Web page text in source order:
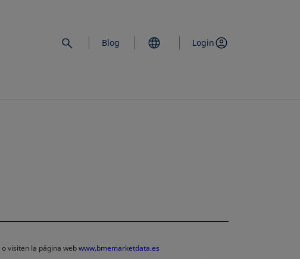
Blog Login
o visiten la página webwww.bmemarketdata.es